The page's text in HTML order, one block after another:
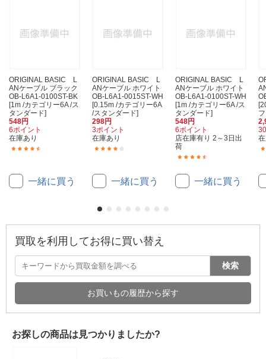
ORIGINAL BASIC L
ANケーブル ブラック
OB-L6A1-0100ST-BK
[1m /カテゴリー6A /ス
タンダード]
548円
6ポイント
在庫あり
一緒に買う
ORIGINAL BASIC L
ANケーブル ホワイト
OB-L6A1-0015ST-WH
[0.15m /カテゴリー6A
/スタンダード]
298円
3ポイント
在庫あり
一緒に買う
ORIGINAL BASIC L
ANケーブル ホワイト
OB-L6A1-0100ST-WH
[1m /カテゴリー6A /ス
タンダード]
548円
6ポイント
店在庫有り 2～3日出
荷
一緒に買う
買取を利用してお得に買い替え
検索
お買いもの履歴から探す
お探しの商品は見つかりましたか?